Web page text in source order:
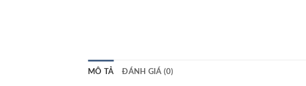
MÔ TẢ ĐÁNH GIÁ (0)